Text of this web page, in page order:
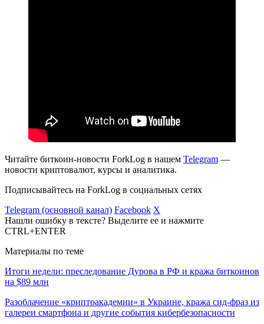
Читайте биткоин-новости ForkLog в нашем Telegram —
новости криптовалют, курсы и аналитика.
Подписывайтесь на ForkLog в социальных сетях
Telegram (основной канал) Facebook X
Нашли ошибку в тексте? Выделите ее и нажмите
CTRL+ENTER
Материалы по теме
Итоги недели: преследование Дурова в РФ и кража биткоинов
на $89 млн
Разоблачение «криптоакадемии» в Украине, кража сид-фраз из
галереи смартфона и другие события кибербезопасности